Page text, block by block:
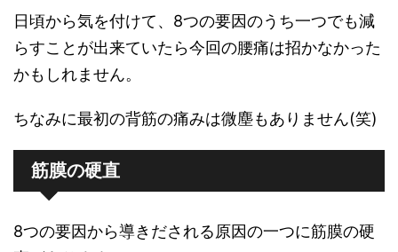
日頃から気を付けて、8つの要因のうち一つでも減
らすことが出来ていたら今回の腰痛は招かなかった
かもしれません。
ちなみに最初の背筋の痛みは微塵もありません(笑)
筋膜の硬直
8つの要因から導きだされる原因の一つに筋膜の硬